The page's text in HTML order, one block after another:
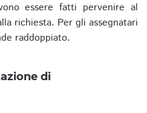
essere fatti pervenire al
richiesta. Per gli assegnatari
raddoppiato.
di